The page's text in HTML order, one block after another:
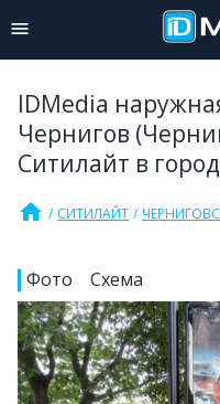
IDMedia
Чернигов
Ситилайт в
home СИТИЛАЙТ
Фото Схема